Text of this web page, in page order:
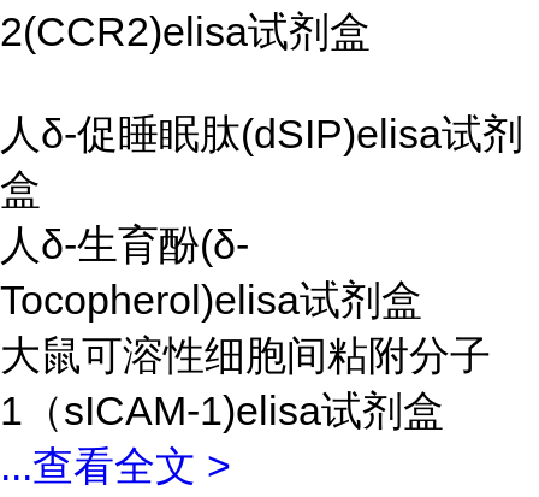
2(CCR2)elisa试剂盒
人δ-促睡眠肽(dSIP)elisa试剂
盒
人δ-生育酚(δ-
Tocopherol)elisa试剂盒
大鼠可溶性细胞间粘附分子
1（sICAM-1)elisa试剂盒
...查看全文 >